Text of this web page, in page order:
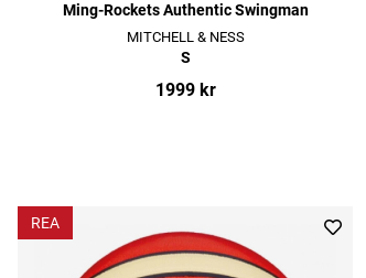
Ming-Rockets Authentic Swingman
MITCHELL & NESS
S
1999 kr
REA